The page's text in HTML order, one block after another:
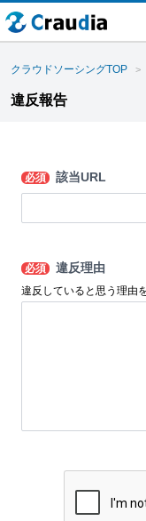
クラウドソーシングTOP
違反報告
必須 該当URL
必須 違反理由
違反していると思う理由